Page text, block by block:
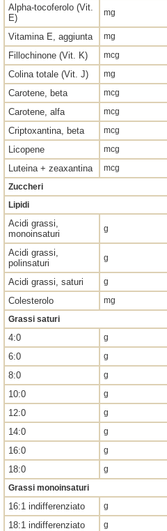
Alpha-tocoferolo (Vit.
E)
mg
Vitamina E, aggiunta mg
Fillochinone (Vit. K) mcg
Colina totale (Vit. J) mg
Carotene, beta mcg
Carotene, alfa mcg
Criptoxantina, beta mcg
Licopene mcg
Luteina + zeaxantina mcg
Zuccheri
Lipidi
Acidi grassi,
monoinsaturi
g
Acidi grassi,
polinsaturi
g
Acidi grassi, saturi g
Colesterolo mg
Grassi saturi
4:0 g
6:0 g
8:0 g
10:0 g
12:0 g
14:0 g
16:0 g
18:0 g
Grassi monoinsaturi
16:1 indifferenziato g
18:1 indifferenziato g